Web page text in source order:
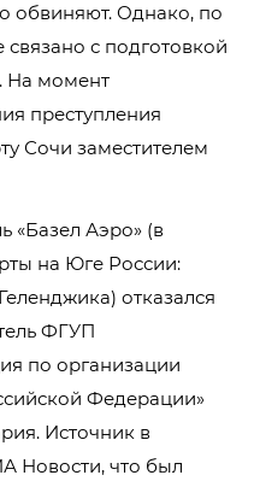
обвиняют. Однако, по
связано с подготовкой
На момент
преступления
Сочи заместителем
«Базел Аэро» (в
на Юге России:
отказался
ФГУП
по организации
Федерации»
Источник в
Новости, что был